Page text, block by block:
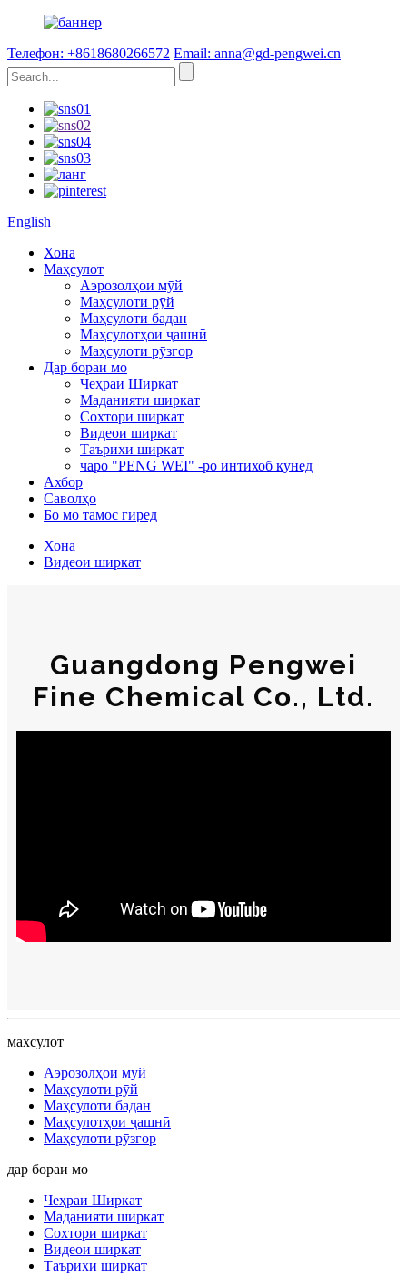
Телефон: +8618680266572 Email: anna@gd-pengwei.cn
English
Хона
Маҳсулот
Аэрозолҳои мӯй
Маҳсулоти рӯй
Маҳсулоти бадан
Маҳсулотҳои ҷашнӣ
Маҳсулоти рӯзгор
Дар бораи мо
Чеҳраи Ширкат
Маданияти ширкат
Сохтори ширкат
Видеои ширкат
Таърихи ширкат
чаро "PENG WEI" -ро интихоб кунед
Ахбор
Саволҳо
Бо мо тамос гиред
Хона
Видеои ширкат
Guangdong Pengwei
Fine Chemical Co., Ltd.
махсулот
Аэрозолҳои мӯй
Маҳсулоти рӯй
Маҳсулоти бадан
Маҳсулотҳои ҷашнӣ
Маҳсулоти рӯзгор
дар бораи мо
Чеҳраи Ширкат
Маданияти ширкат
Сохтори ширкат
Видеои ширкат
Таърихи ширкат